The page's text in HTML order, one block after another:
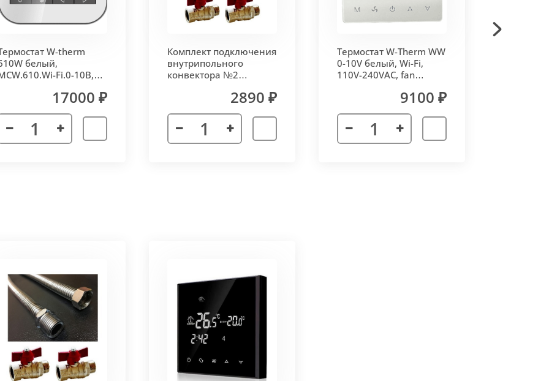
решетки - 13мм.
Может быть изменена на 10 или 18 мм, что влияет на внешний вид и
Придает прибору завершенности и помогает скрыть неточности в соединении
увеличивает жесткость короба.
мм поставляется отдельными частями. Соединение частей корпуса в единую
соединение.
прибор позволяет создать идеальный микроклимат в помещении.
влажных помещений. Корпус конвектора изготавливается с формованным дном,
систему.
W-therm
белый,
Fi.0-10В,
17000 ₽
Комплект подключения
внутрипольного
конвектора №2
2890 ₽
Термостат W-Therm WW
0-10V белый, Wi-Fi,
110V-240VAC, fan
9100 ₽